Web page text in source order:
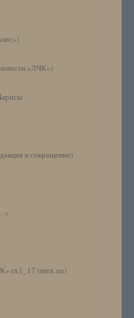
«ЛЧК»)
и сокращение)
гл.1_17 (англ. en)